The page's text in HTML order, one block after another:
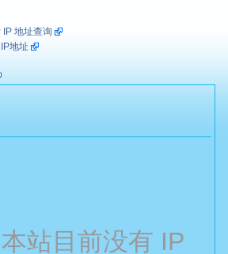
地址查询
地址
站目前没有 IP